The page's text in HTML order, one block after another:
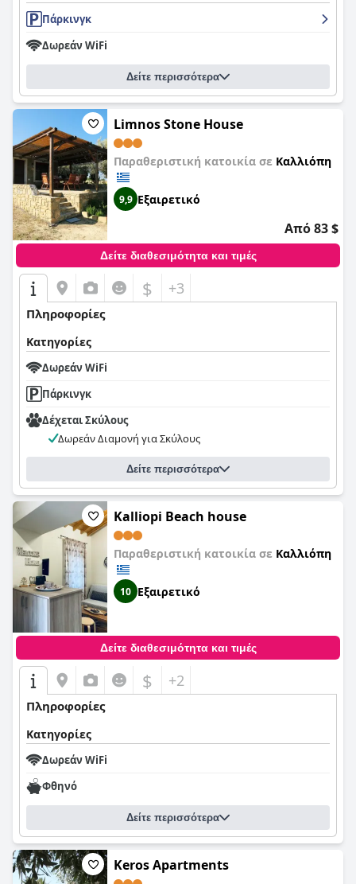
Πάρκινγκ
Δωρεάν WiFi
Δείτε περισσότερα
Limnos Stone House
Παραθεριστική κατοικία σε Καλλιόπη
9,9 Εξαιρετικό
Από 83 $
Δείτε διαθεσιμότητα και τιμές
$ +3
Πληροφορίες
Κατηγορίες
Δωρεάν WiFi
Πάρκινγκ
Δέχεται Σκύλους
Δωρεάν Διαμονή για Σκύλους
Δείτε περισσότερα
Kalliopi Beach house
Παραθεριστική κατοικία σε Καλλιόπη
10 Εξαιρετικό
Δείτε διαθεσιμότητα και τιμές
$ +2
Πληροφορίες
Κατηγορίες
Δωρεάν WiFi
Φθηνό
Δείτε περισσότερα
Keros Apartments